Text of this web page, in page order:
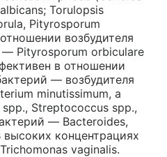
Torulopsis
Pityrosporum
возбудителя
— Pityrosporum orbiculare
в отношении
— возбудителя
minutissimum, а
Streptococcus spp.,
— Bacteroides,
концентрациях
vaginalis.